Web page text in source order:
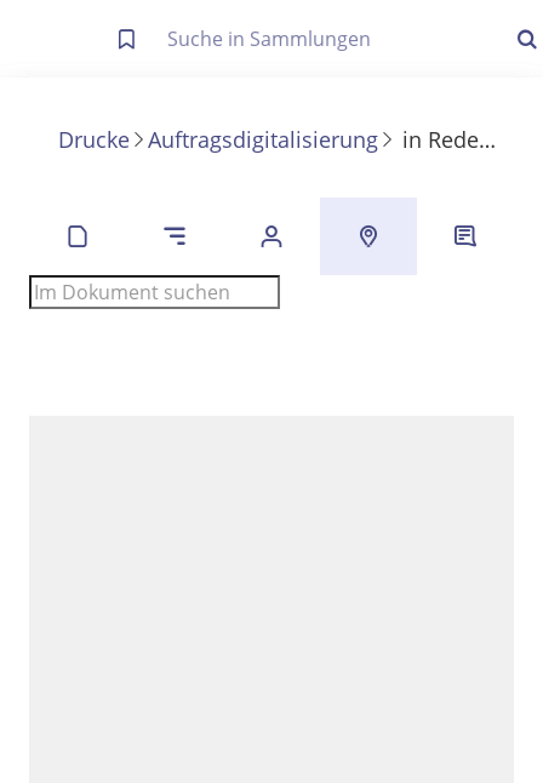
Die letzte Trefferliste besteht aus Ihrer letzten Suche, samt
Anzeigen
Zuletzt gesucht
Drucke Auftragsdigitalisierung in Reden und Aufsätze aus dem Kriege